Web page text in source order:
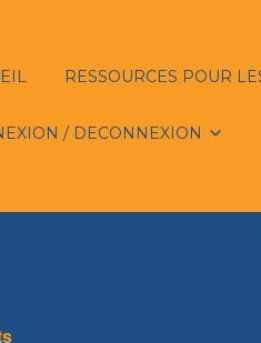
RESSOURCES POUR
/ DECONNEXION